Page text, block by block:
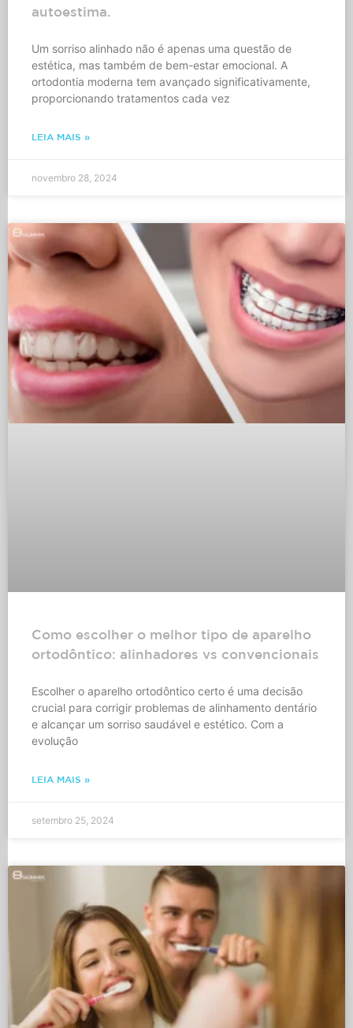
autoestima.
Um sorriso alinhado não é apenas uma questão de
estética, mas também de bem-estar emocional. A
ortodontia moderna tem avançado significativamente,
proporcionando tratamentos cada vez
LEIA MAIS »
novembro 28, 2024
Como escolher o melhor tipo de aparelho
ortodôntico: alinhadores vs convencionais
Escolher o aparelho ortodôntico certo é uma decisão
crucial para corrigir problemas de alinhamento dentário
e alcançar um sorriso saudável e estético. Com a
evolução
LEIA MAIS »
setembro 25, 2024